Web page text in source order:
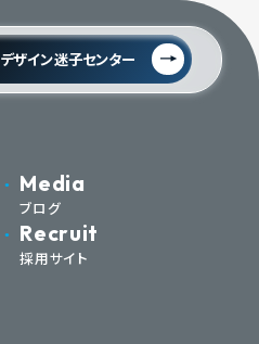
デザイン迷子センター
Media
ブログ
Recruit
採用サイト